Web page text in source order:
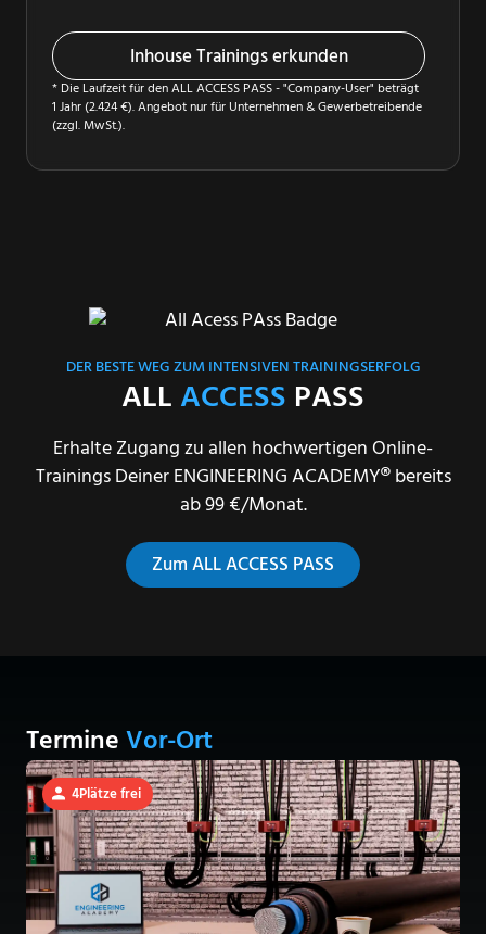
Inhouse Trainings erkunden
* Die Laufzeit für den ALL ACCESS PASS - "Company-User" beträgt
1 Jahr (2.424 €). Angebot nur für Unternehmen & Gewerbetreibende
(zzgl. MwSt.).
DER BESTE WEG ZUM INTENSIVEN TRAININGSERFOLG
ALL ACCESS PASS
Erhalte Zugang zu allen hochwertigen Online-
Trainings Deiner ENGINEERING ACADEMY®bereits
ab 99 €/Monat.
Zum ALL ACCESS PASS
TermineVor-Ort
4Plätze frei